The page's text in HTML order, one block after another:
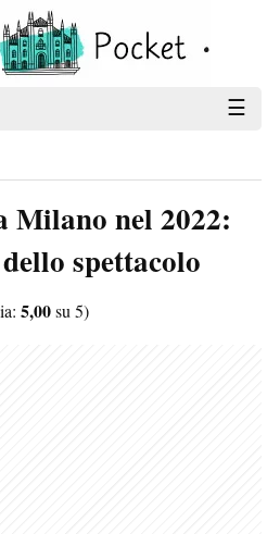
☰
Milano nel 2022:
spettacolo
5,00su 5)